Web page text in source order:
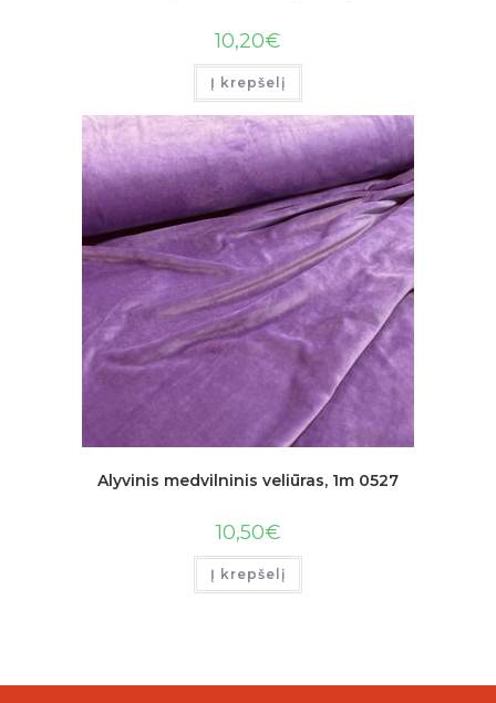
10,20€
Į krepšelį
Alyvinis medvilninis veliūras, 1m 0527
10,50€
Į krepšelį